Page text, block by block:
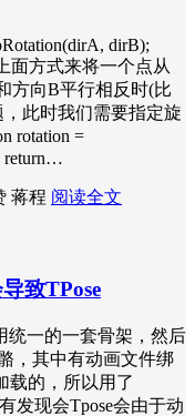
dirB);
面方式来将一个点从
方向B平行相反时(比
，此时我们需要指定旋
rotation =
return…
蒋程 阅读全文
致TPose
统一的一套骨架，然后
，其中有动画文件绑
载的，所以用了
发现会Tpose会由于动